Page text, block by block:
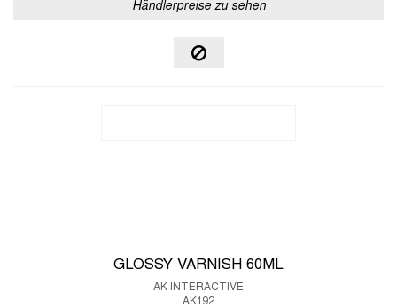
Händlerpreise zu sehen
GLOSSY VARNISH 60ML
AK INTERACTIVE
AK192